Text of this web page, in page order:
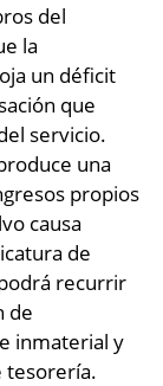
del
la
un déficit
que
servicio.
una
propios
causa
de
recurrir
de
inmaterial y
tesorería.